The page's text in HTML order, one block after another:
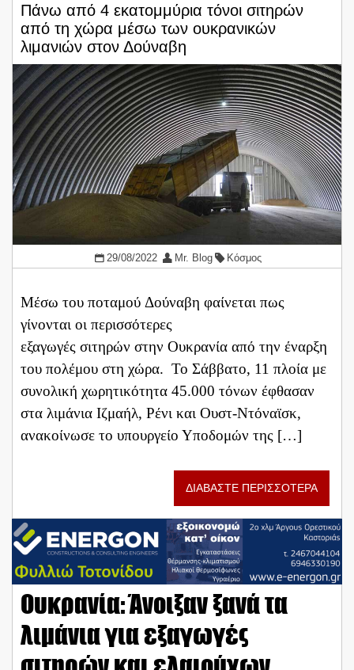
Πάνω από 4 εκατομμύρια τόνοι σιτηρών
από τη χώρα μέσω των ουκρανικών
λιμανιών στον Δούναβη
29/08/2022 Mr. Blog Κόσμος
Μέσω του ποταμού Δούναβη φαίνεται πως
γίνονται οι περισσότερες
εξαγωγές σιτηρών στην Ουκρανία από την έναρξη
του πολέμου στη χώρα. Το Σάββατο, 11 πλοία με
συνολική χωρητικότητα 45.000 τόνων έφθασαν
στα λιμάνια Ιζμαήλ, Ρένι και Ουστ-Ντόναϊσκ,
ανακοίνωσε το υπουργείο Υποδομών της […]
ΔΙΑΒΑΣΤΕ ΠΕΡΙΣΣΟΤΕΡΑ
Ουκρανία: Άνοιξαν ξανά τα
λιμάνια για εξαγωγές